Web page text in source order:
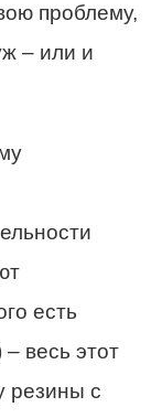
проблему,
– или и
есть
весь этот
резины с